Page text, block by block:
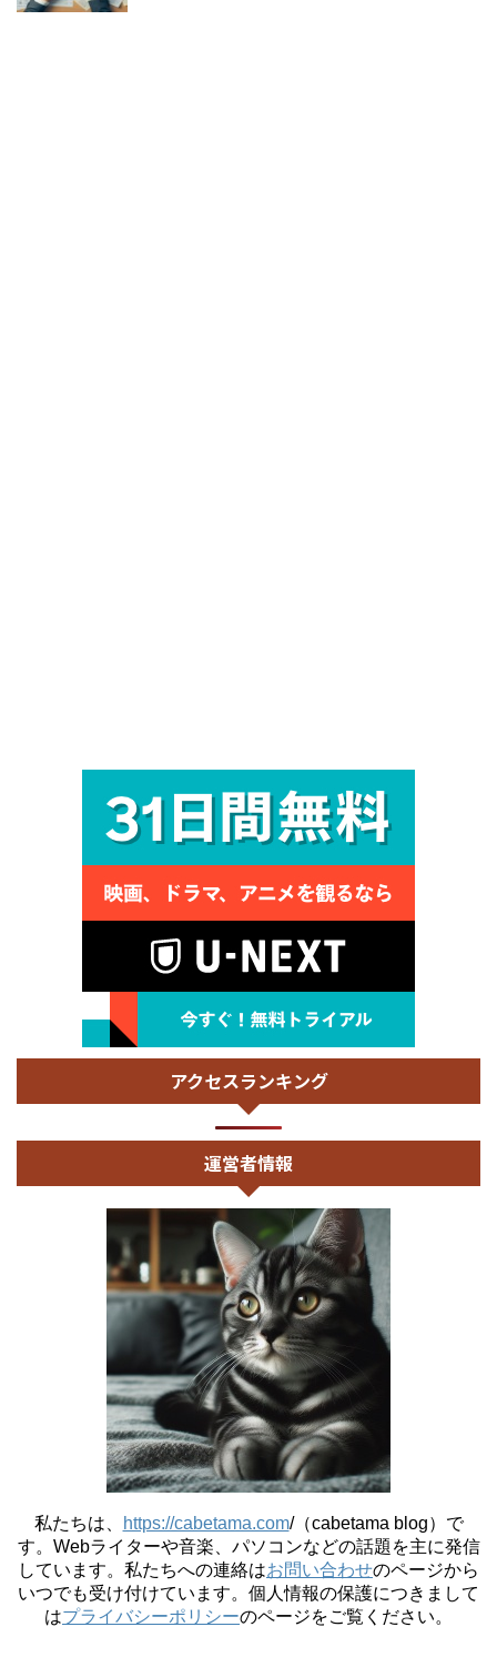
アクセスランキング
運営者情報
私たちは、 https://cabetama.com/（cabetama blog）で
す。 Webライターや音楽、パソコンなどの話題を主に発信
しています。私たちへの連絡はお問い合わせのページから
いつでも受け付けています。個人情報の保護につきまして
はプライバシーポリシーのページをご覧ください。